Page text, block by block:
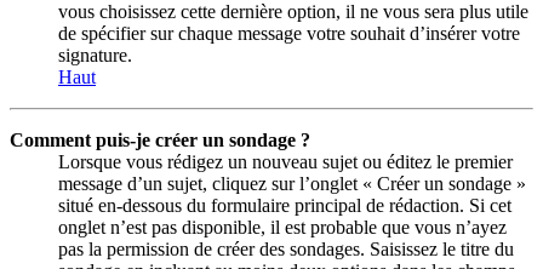
vous choisissez cette dernière option, il ne vous sera plus utile
de spécifier sur chaque message votre souhait d’insérer votre
signature.
Haut
Comment puis-je créer un sondage ?
Lorsque vous rédigez un nouveau sujet ou éditez le premier
message d’un sujet, cliquez sur l’onglet « Créer un sondage »
situé en-dessous du formulaire principal de rédaction. Si cet
onglet n’est pas disponible, il est probable que vous n’ayez
pas la permission de créer des sondages. Saisissez le titre du